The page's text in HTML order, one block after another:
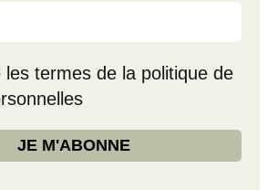
les termes de la politique de